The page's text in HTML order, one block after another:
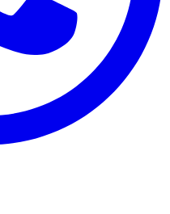
PRATIQUES POUR